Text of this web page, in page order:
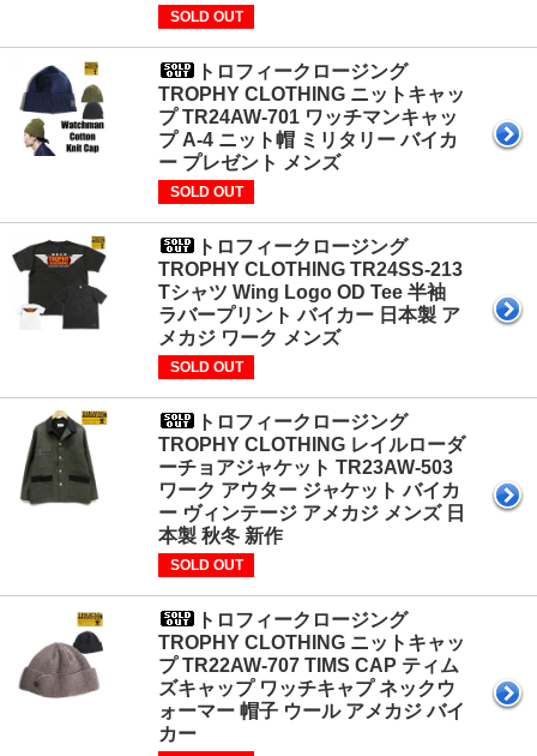
SOLD OUT
トロフィークロージング
TROPHY CLOTHING ニットキャッ
プ TR24AW-701 ワッチマンキャッ
プ A-4 ニット帽 ミリタリー バイカ
ー プレゼント メンズ
SOLD OUT
トロフィークロージング
TROPHY CLOTHING TR24SS-213
Tシャツ Wing Logo OD Tee 半袖
ラバープリント バイカー 日本製 ア
メカジ ワーク メンズ
SOLD OUT
トロフィークロージング
TROPHY CLOTHING レイルローダ
ーチョアジャケット TR23AW-503
ワーク アウター ジャケット バイカ
ー ヴィンテージ アメカジ メンズ 日
本製 秋冬 新作
SOLD OUT
トロフィークロージング
TROPHY CLOTHING ニットキャッ
プ TR22AW-707 TIMS CAP ティム
ズキャップ ワッチキャプ ネックウ
ォーマー 帽子 ウール アメカジ バイ
カー